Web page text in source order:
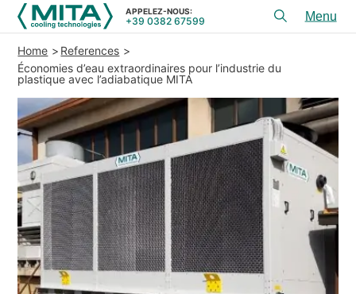
APPELEZ-NOUS:
+39 0382 67599
menu
PRODUITS
APPLICATIONS
CONSEIL ET SERVICES
SERVICE
RESSOURCES
CONTACTS
APPELEZ-NOUS: +39 0382 67599
Home
References
Économies d’eau extraordinaires pour l’industrie du
plastique avec l’adiabatique MITA